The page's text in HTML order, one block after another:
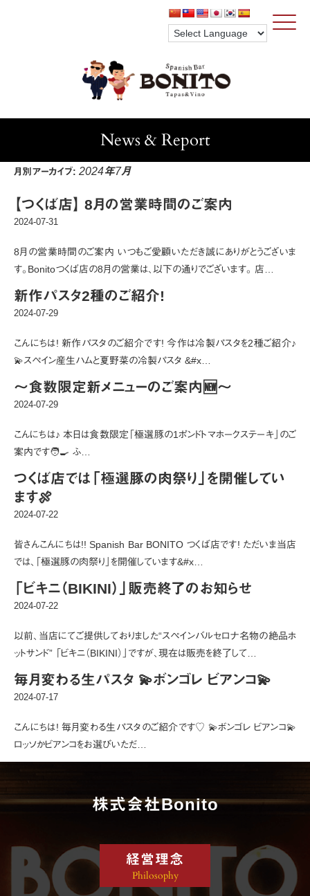
Click
News & Report
月別アーカイブ: 2024年7月
【つくば店】 8月の営業時間のご案内
2024-07-31
8月の営業時間のご案内 いつもご愛顧いただき誠にありがとうございま
す。Bonitoつくば店の8月の営業は、以下の通りでございます。 店…
新作パスタ2種のご紹介!
2024-07-29
こんにちは! 新作パスタのご紹介です! 今作は冷製パスタを2種ご紹介♪
💫スペイン産生ハムと夏野菜の冷製パスタ &#x…
〜食数限定新メニューのご案内🆕〜
2024-07-29
こんにちは♪ 本日は食数限定「極選豚の1ポンドトマホークステーキ」のご
案内です🧑‍🍳 ふ…
つくば店では「極選豚の肉祭り」を開催してい
ます🍖
2024-07-22
皆さんこんにちは!! Spanish Bar BONITO つくば店です! ただいま当店
では、「極選豚の肉祭り」を開催しています&#x…
「ビキニ（BIKINI）」販売終了のお知らせ
2024-07-22
以前、当店にてご提供しておりました“スペインバルセロナ名物の絶品ホ
ットサンド” 「ビキニ（BIKINI）」ですが、現在は販売を終了して…
毎月変わる生パスタ 💫ボンゴレ ビアンコ💫
2024-07-17
こんにちは! 毎月変わる生パスタのご紹介です♡ 💫ボンゴレ ビアンコ💫
ロッソかビアンコをお選びいただ…
株式会社Bonito
経営理念
Philosophy